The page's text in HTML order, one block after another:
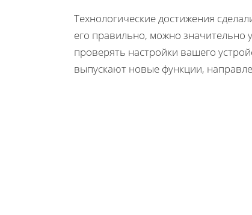
Технологические достижения
его правильно, можно
проверять настройки вашего
выпускают новые функции,